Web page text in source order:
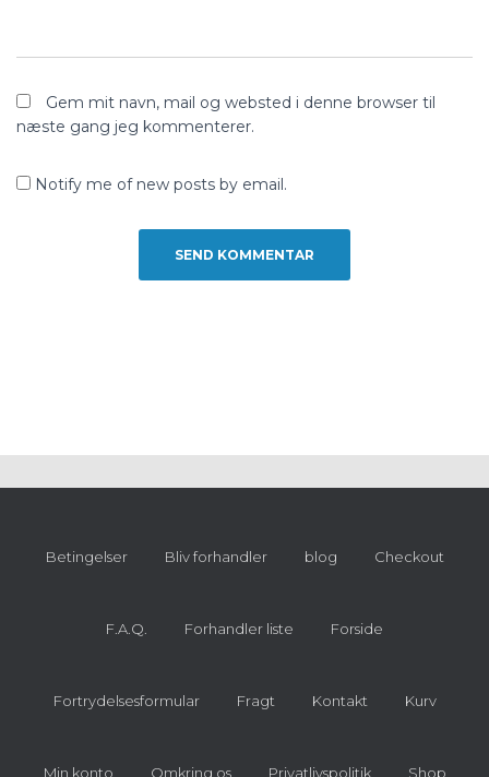
Gem mit navn, mail og websted i denne browser til
næste gang jeg kommenterer.
Notify me of new posts by email.
Betingelser Bliv forhandler blog Checkout
F.A.Q. Forhandler liste Forside
Fortrydelsesformular Fragt Kontakt Kurv
Min konto Omkring os Privatlivspolitik Shop